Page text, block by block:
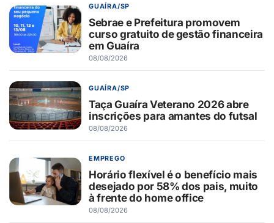
GUAÍRA/SP
Sebrae e Prefeitura promovem
curso gratuito de gestão financeira
em Guaíra
08/08/2026
GUAÍRA/SP
Taça Guaíra Veterano 2026 abre
inscrições para amantes do futsal
08/08/2026
EMPREGO
Horário flexível é o benefício mais
desejado por 58% dos pais, muito
à frente do home office
08/08/2026